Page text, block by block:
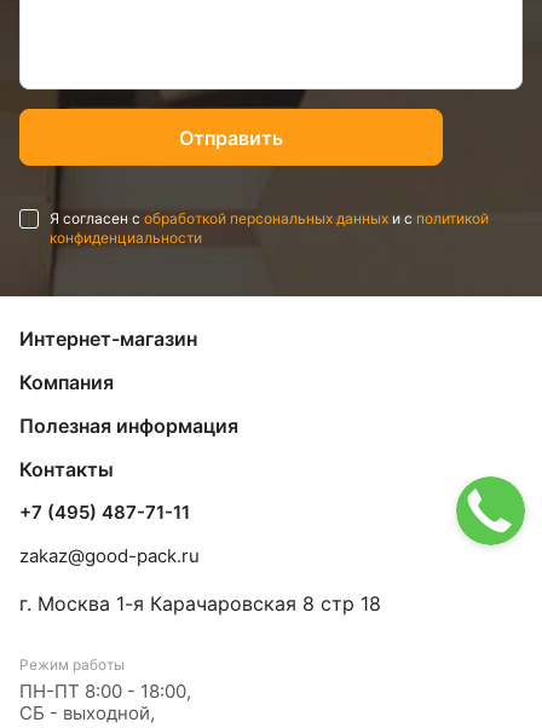
Я согласен с обработкой персональных данных и с политикой
конфиденциальности
Интернет-магазин
Компания
Полезная информация
Контакты
+7 (495) 487-71-11
zakaz@good-pack.ru
г. Москва 1-я Карачаровская 8 стр 18
Режим работы
ПН-ПТ 8:00 - 18:00,
СБ - выходной,